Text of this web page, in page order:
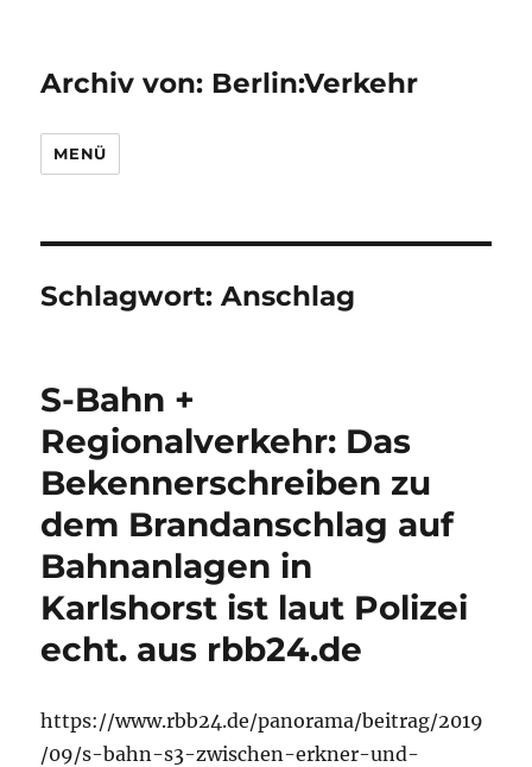
Archiv von: Berlin:Verkehr
MENÜ
Schlagwort:Anschlag
S-Bahn +
Regionalverkehr: Das
Bekennerschreiben zu
dem Brandanschlag auf
Bahnanlagen in
Karlshorst ist laut Polizei
echt. aus rbb24.de
https://www.rbb24.de/panorama/beitrag/2019
/09/s-bahn-s3-zwischen-erkner-und-